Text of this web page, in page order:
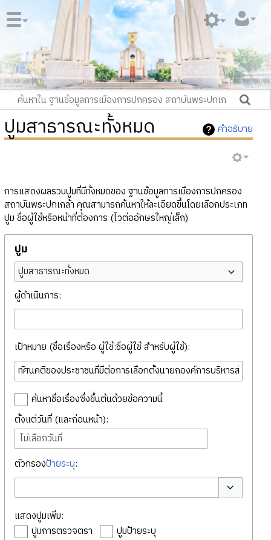
คำอธิบาย
ปูมสาธารณะทั้งหมด
การแสดงผลรวมปูมที่มีทั้งหมดของ ฐานข้อมูลการเมืองการปกครอง
สถาบันพระปกเกล้า คุณสามารถค้นหาให้ละเอียดขึ้นโดยเลือกประเภท
ปูม ชื่อผู้ใช้หรือหน้าที่ต้องการ (ไวต่ออักษรใหญ่เล็ก)
ปูม
ปูมสาธารณะทั้งหมด
ผู้ดำเนินการ:
เป้าหมาย (ชื่อเรื่องหรือ ผู้ใช้:ชื่อผู้ใช้ สำหรับผู้ใช้):
ค้นหาชื่อเรื่องซึ่งขึ้นต้นด้วยข้อความนี้
ตั้งแต่วันที่ (และก่อนหน้า):
ไม่เลือกวันที่
ตัวกรองป้ายระบุ:
สลับตัวเลือก
แสดงปูมเพิ่ม:
ปูมการตรวจตรา
ปูมป้ายระบุ